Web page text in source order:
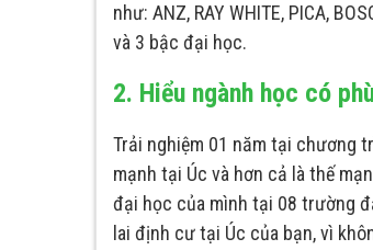
như: ANZ, RAY WHITE, PICA,
và 3 bậc đại học.
2. Hiểu ngành học có
Trải nghiệm 01 năm tại chương
mạnh tại Úc và hơn cả là thế
đại học của mình tại 08 trường
lai định cư tại Úc của bạn, vì